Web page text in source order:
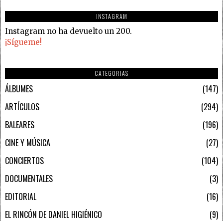
INSTAGRAM
Instagram no ha devuelto un 200.
¡Sígueme!
CATEGORIAS
ÁLBUMES
147
ARTÍCULOS
294
BALEARES
196
CINE Y MÚSICA
27
CONCIERTOS
104
DOCUMENTALES
3
EDITORIAL
16
EL RINCÓN DE DANIEL HIGIÉNICO
9